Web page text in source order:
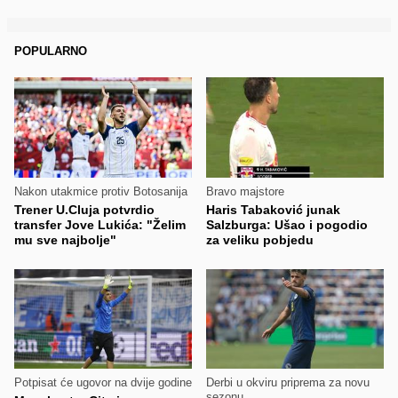
POPULARNO
Nakon utakmice protiv Botosanija
Trener U.Cluja potvrdio
transfer Jove Lukića: "Želim
mu sve najbolje"
Bravo majstore
Haris Tabaković junak
Salzburga: Ušao i pogodio
za veliku pobjedu
Potpisat će ugovor na dvije godine
Derbi u okviru priprema za novu